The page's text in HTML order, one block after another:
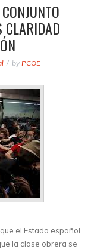
by PCOE
el Estado español
la clase obrera se